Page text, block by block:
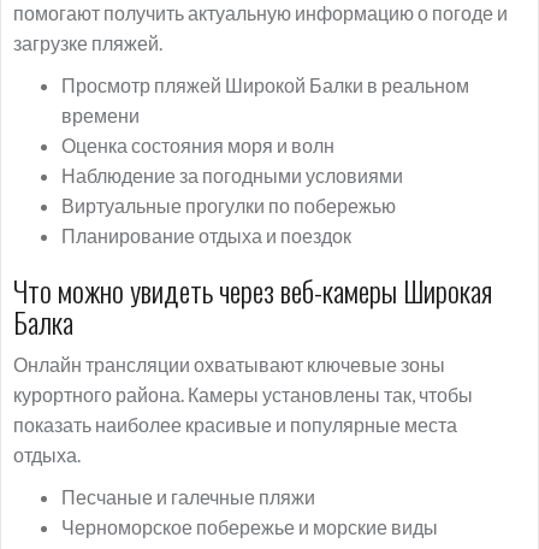
помогают получить актуальную информацию о погоде и
загрузке пляжей.
Просмотр пляжей Широкой Балки в реальном
времени
Оценка состояния моря и волн
Наблюдение за погодными условиями
Виртуальные прогулки по побережью
Планирование отдыха и поездок
Что можно увидеть через веб-камеры Широкая
Балка
Онлайн трансляции охватывают ключевые зоны
курортного района. Камеры установлены так, чтобы
показать наиболее красивые и популярные места
отдыха.
Песчаные и галечные пляжи
Черноморское побережье и морские виды